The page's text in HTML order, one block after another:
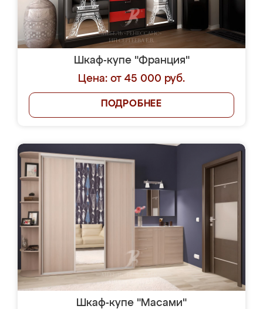
Шкаф-купе "Франция"
Цена: от 45 000 руб.
ПОДРОБНЕЕ
Шкаф-купе "Масами"